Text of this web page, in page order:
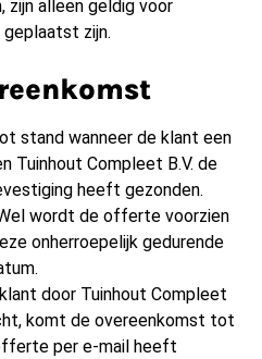
zijn alleen geldig voor
zijn.
stand wanneer de klant een
Tuinhout Compleet B.V. de
heeft gezonden.
wordt de offerte voorzien
onherroepelijk gedurende
door Tuinhout Compleet
komt de overeenkomst tot
per e-mail heeft